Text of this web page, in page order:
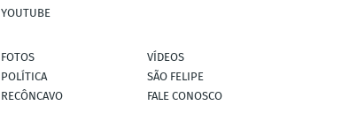
YOUTUBE
FOTOS
VÍDEOS
POLÍTICA
SÃO FELIPE
RECÔNCAVO
FALE CONOSCO